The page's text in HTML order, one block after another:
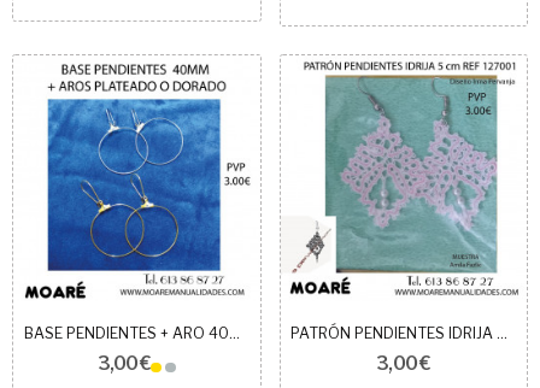
BASE PENDIENTES + ARO 40MM
3,00 €
PATRÓN PENDIENTES IDRIJA 5 cm
3,00 €